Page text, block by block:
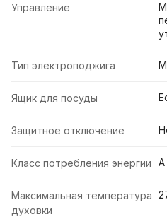
Управление
Тип электроподжига
Ящик для посуды
Защитное отключение
Класс потребления энергии A
Максимальная температура
духовки